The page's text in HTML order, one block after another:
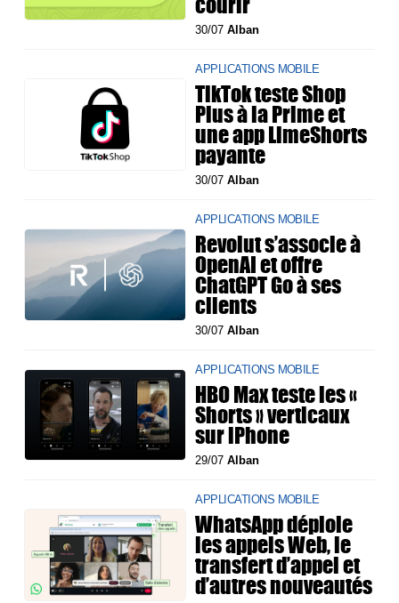
30/07Alban
APPLICATIONS MOBILE
TikTok teste Shop
Plus à la Prime et
une app LimeShorts
payante
30/07Alban
APPLICATIONS MOBILE
Revolut s’associe à
OpenAI et offre
ChatGPT Go à ses
clients
30/07Alban
APPLICATIONS MOBILE
HBO Max teste les «
Shorts » verticaux
sur iPhone
29/07Alban
APPLICATIONS MOBILE
WhatsApp déploie
les appels Web, le
transfert d’appel et
d’autres nouveautés